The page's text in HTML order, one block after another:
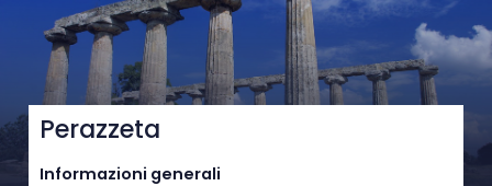
Perazzeta
Informazioni generali